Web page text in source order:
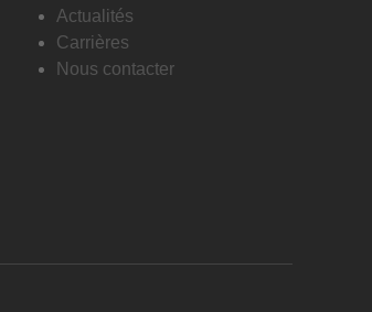
Actualités
Carrières
Nous contacter